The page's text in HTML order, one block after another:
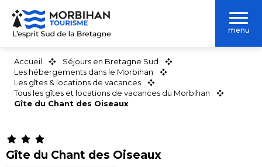
Aller
contenu
menu
Accueil
Séjours en Bretagne Sud
Les hébergements dans le Morbihan
Les gîtes & locations de vacances
Tous les gîtes et locations de vacances du Morbihan
Gîte du Chant des Oiseaux
Gîte du Chant des Oiseaux